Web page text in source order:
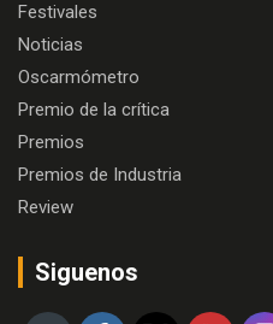
Festivales
Noticias
Oscarmómetro
Premio de la crítica
Premios
Premios de Industria
Review
Siguenos